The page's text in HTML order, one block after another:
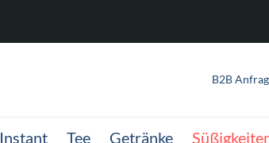
B2B
Instant Tee Getränke